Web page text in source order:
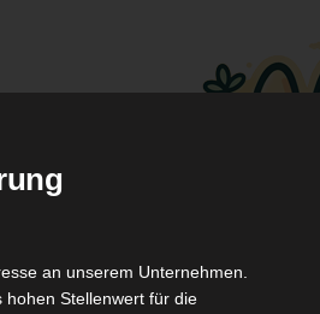
Codes
an unserem Unternehmen.
hohen Stellenwert für die